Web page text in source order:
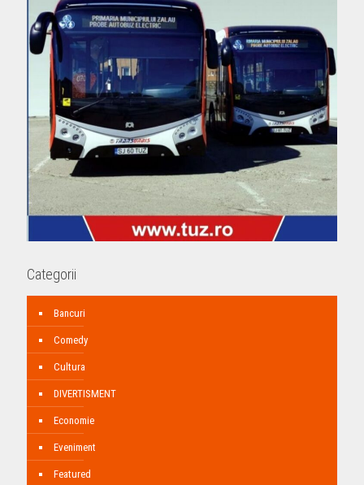
Categorii
Bancuri
Comedy
Cultura
DIVERTISMENT
Economie
Eveniment
Featured